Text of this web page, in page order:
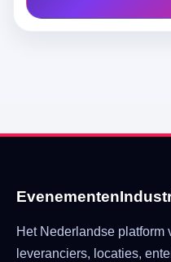
Het Nederlandse platform
leveranciers, locaties,